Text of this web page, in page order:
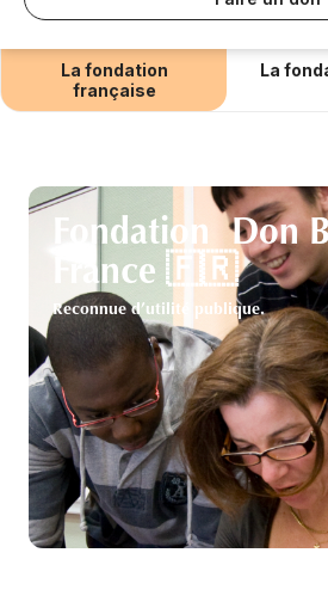
La fondation
française
La
Fondation Don
France 🇫🇷
Reconnue d’utilité publique.